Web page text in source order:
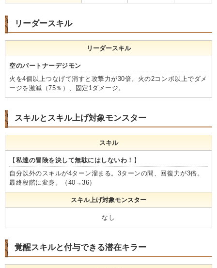
リーダースキル
リーダースキル
空のパートナーデジモン
火を4個以上つなげて消すと攻撃力が30倍。火の2コンボ以上でダメ
ージを激減（75％）、固定1ダメージ。
スキルとスキル上げ対象モンスター
スキル
【 私達の冒険を決して無駄にはしないわ！ 】
自分以外のスキルが4ターン溜まる。3ターンの間、回復力が3倍。
最終段階に変身。（40→36）
スキル上げ対象モンスター
なし
覚醒スキルと付与できる潜在キラー